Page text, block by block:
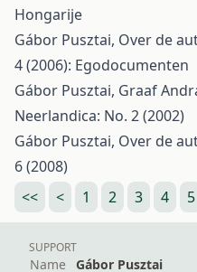
Hongarije
Gábor Pusztai, Over de
4 (2006): Egodocumenten
Gábor Pusztai, Graaf
Neerlandica: No. 2 (2002)
Gábor Pusztai, Over de
6 (2008)
<<
< 1 2 3 4 5
SUPPORT
Name Gábor Pusztai